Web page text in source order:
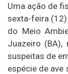
Uma ação de
sexta-feira (12)
do Meio
Juazeiro (BA),
suspeitas de
espécie de